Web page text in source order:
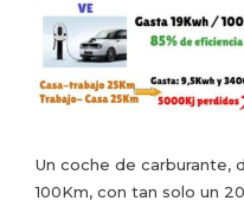
Un coche de carburante,
100Km, con tan solo un